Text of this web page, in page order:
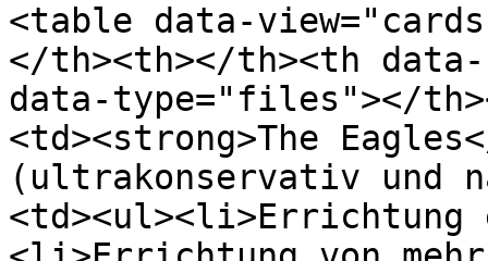
<table data-
</th><th></th><th
data-type="files"></
<td><strong>The
(ultrakonservativ und
<td><ul><li>Errichtung